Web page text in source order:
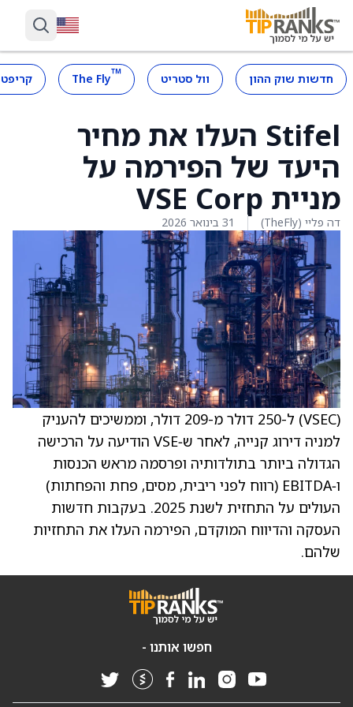
חדשות שוק ההון וול סטריט ™
The Fly
Stifel העלו את מחיר
היעד של הפירמה על
מניית VSE Corp
דה פליי (TheFly) 31 בינואר 2026
(VSEC) ל-250 דולר מ-209 דולר, וממשיכים להעניק
למניה דירוג קנייה, לאחר ש‑VSE הודיעה על הרכישה
הגדולה ביותר בתולדותיה ופרסמה מראש הכנסות
ו‑EBITDA (רווח לפני ריבית, מסים, פחת והפחתות)
העולים על התחזית לשנת 2025. בעקבות חדשות
העסקה והדיווח המוקדם, הפירמה העלו את התחזיות
שלהם.
חפשו אותנו -